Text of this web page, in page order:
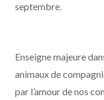
septembre.
Enseigne majeure
animaux de
par l’amour de nos